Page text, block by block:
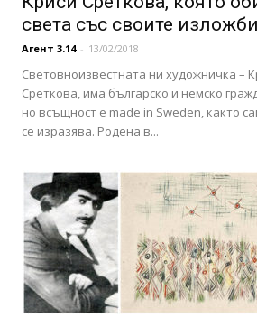
света със своите изложби
Агент 3.14 - 13/02/2018
Световноизвестната ни художничка –
Среткова, има българско и немско
но всъщност е made in Sweden, както
се изразява. Родена в...